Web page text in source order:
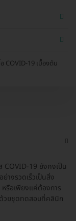
COVID-19 เบื้องต้น
COVID-19 ยังคงเป็น
างรวดเร็วเป็นสิ่ง
รือเพียงแค่ต้องการ
ด้วยชุดทดสอบที่คลินิก